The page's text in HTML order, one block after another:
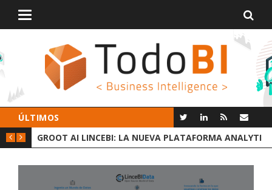
Alternar
ÚLTIMOS
GROOT AI LINCEBI: LA NUEVA PLATAFORMA